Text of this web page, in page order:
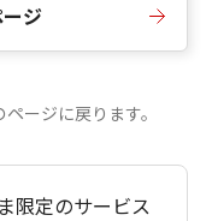
ジ
ージに戻ります。
限定のサービス